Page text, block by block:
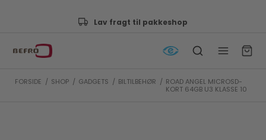
Lav fragt til pakkeshop
FORSIDE / SHOP / GADGETS / BILTILBEHØR / ROAD ANGEL MICROSD-
KORT 64GB U3 KLASSE 10